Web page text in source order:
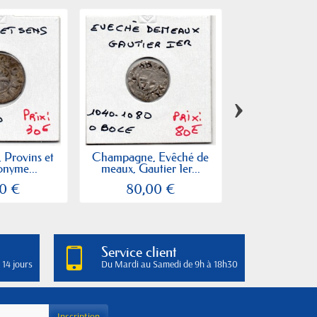
Provins et
€
Champagne, Evêché de
meaux, Gautier 1er...
80,00 €
›
jours
Service client
Du Mardi au Samedi de 9h à 18h30